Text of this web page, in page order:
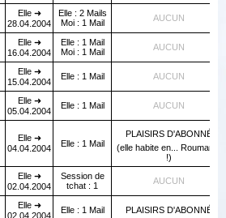
Elle ➜
28.04.2004
Elle : 2 Mails
Moi : 1 Mail
AUCUN
Elle ➜
16.04.2004
Elle : 1 Mail
Moi : 1 Mail
AUCUN
Elle ➜
15.04.2004
Elle : 1 Mail AUCUN
Elle ➜
05.04.2004
Elle : 1 Mail AUCUN
Elle ➜
04.04.2004
Elle : 1 Mail
PLAISIRS D'ABONNÉ
(elle habite en... Roumanie
!)
Elle ➜
02.04.2004
Session de
tchat : 1
AUCUN
Elle ➜
02.04.2004
Elle : 1 Mail PLAISIRS D'ABONNÉ